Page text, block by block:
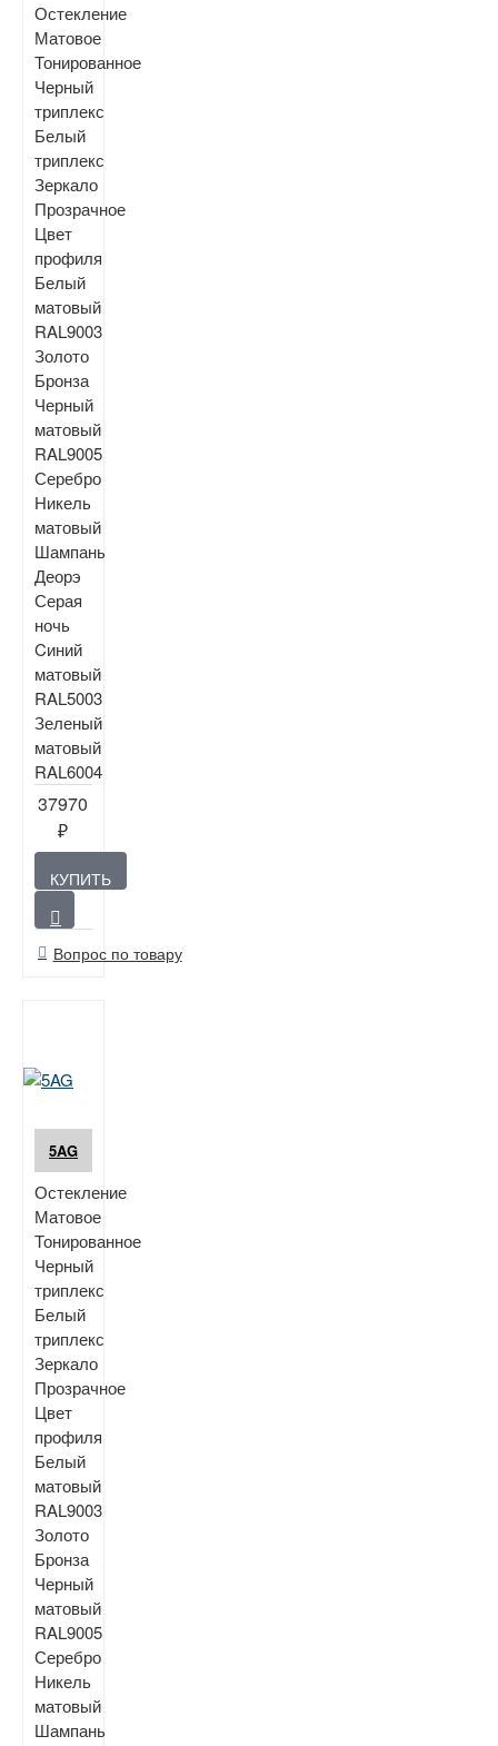
Остекление
Матовое
Тонированное
Черный
триплекс
Белый
триплекс
Зеркало
Прозрачное
Цвет
профиля
Белый
матовый
RAL9003
Золото
Бронза
Черный
матовый
RAL9005
Серебро
Никель
матовый
Шампань
Деорэ
Серая
ночь
Cиний
матовый
RAL5003
Зеленый
матовый
RAL6004
37970
₽
КУПИТЬ
Вопрос по товару
5AG
Остекление
Матовое
Тонированное
Черный
триплекс
Белый
триплекс
Зеркало
Прозрачное
Цвет
профиля
Белый
матовый
RAL9003
Золото
Бронза
Черный
матовый
RAL9005
Серебро
Никель
матовый
Шампань